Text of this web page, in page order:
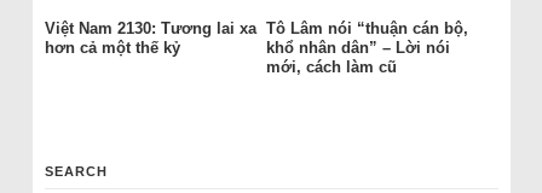
Việt Nam 2130: Tương lai xa
hơn cả một thế kỷ
Tô Lâm nói “thuận cán bộ,
khổ nhân dân” – Lời nói
mới, cách làm cũ
SEARCH